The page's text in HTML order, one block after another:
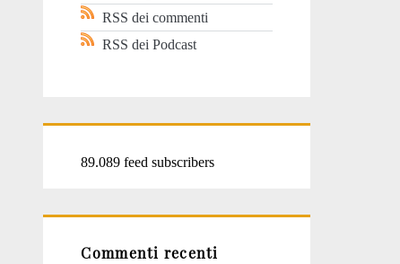
RSS dei commenti
RSS dei Podcast
89.089 feed subscribers
Commenti recenti